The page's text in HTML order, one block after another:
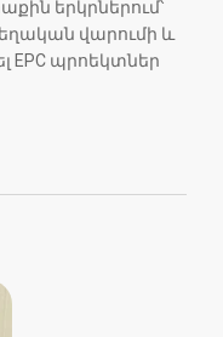
երկրներում՝
վարումի և
պրոեկտներ